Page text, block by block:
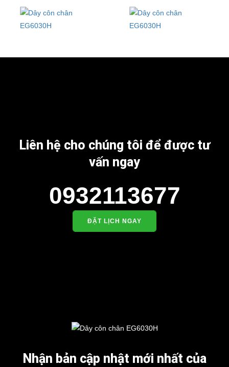
Liên hệ cho chúng tôi để được tư
vấn ngay
0932113677
ĐẶT LỊCH NGAY
Nhận bản cập nhật mới nhất của